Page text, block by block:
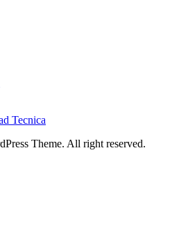
Tecnica
Theme. All right reserved.